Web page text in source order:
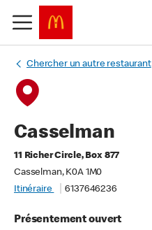
Chercher un autre restaurant
Casselman
11 Richer Circle, Box 877
Casselman, K0A 1M0
Itinéraire
6137646236
Présentement ouvert